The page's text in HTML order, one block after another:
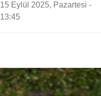
15 Eylül 2025, Pazartesi -
13:45